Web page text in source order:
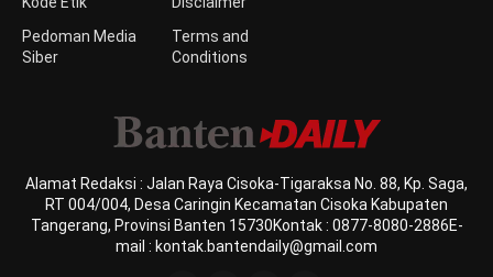
Pedoman Media
Siber
Terms and
Conditions
Alamat Redaksi : Jalan Raya Cisoka-Tigaraksa No. 88, Kp. Saga,
RT 004/004, Desa Caringin Kecamatan Cisoka Kabupaten
Tangerang, Provinsi Banten 15730Kontak : 0877-8080-2886E-
mail : kontak.bantendaily@gmail.com